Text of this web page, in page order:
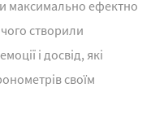
максимально ефектно
створили
і досвід, які
своїм